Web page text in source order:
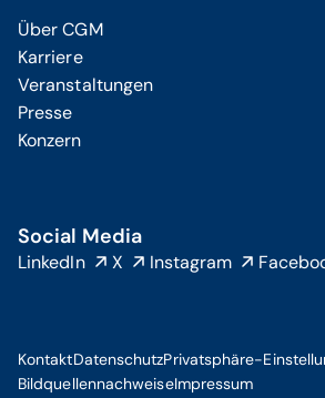
Über CGM
Karriere
Veranstaltungen
Presse
Konzern
Social Media
LinkedIn X Instagram
KontaktDatenschutzPrivatsphäre-
BildquellennachweiseImpressum